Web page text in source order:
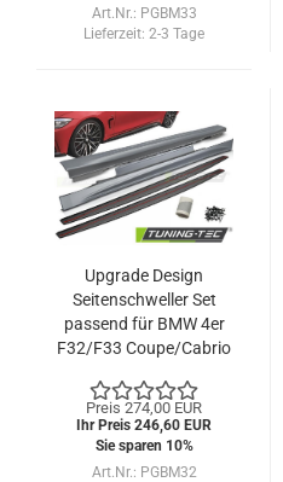
Art.Nr.: PGBM33
Lieferzeit: 2-3 Tage
Upgrade Design
Seitenschweller Set
passend für BMW 4er
F32/F33 Coupe/Cabrio
Preis 274,00 EUR
Ihr Preis 246,60 EUR
Sie sparen 10%
Art.Nr.: PGBM32